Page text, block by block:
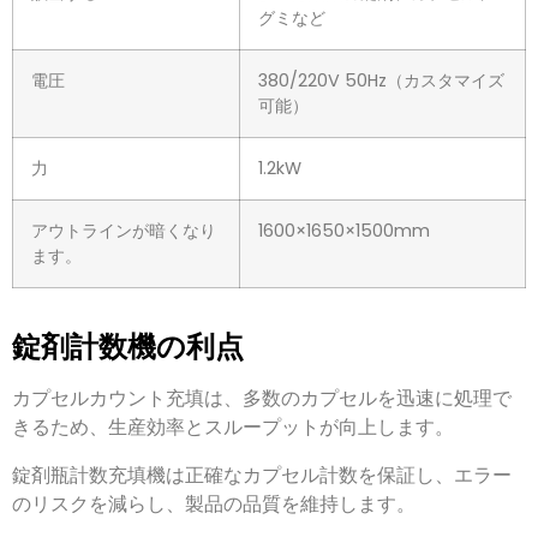
グミなど
電圧
380/220V 50Hz（カスタマイズ
可能）
力 1.2kW
アウトラインが暗くなり
ます。
1600×1650×1500mm
錠剤計数機の利点
カプセルカウント充填は、 多数のカプセルを迅速に処理で
きるため、 生産効率とスループットが向上します。
錠剤瓶計数充填機は正確なカプセル計数を保証し、エラー
のリスクを減らし、製品の品質を維持します。